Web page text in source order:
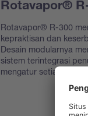
Rotavapor®
Rotavapor® R-300
kepraktisan dan
Desain modularnya
sistem terintegrasi
mengatur setiap